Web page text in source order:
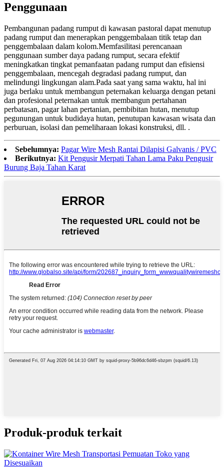
Penggunaan
Pembangunan padang rumput di kawasan pastoral dapat menutup
padang rumput dan menerapkan penggembalaan titik tetap dan
penggembalaan dalam kolom.Memfasilitasi perencanaan
penggunaan sumber daya padang rumput, secara efektif
meningkatkan tingkat pemanfaatan padang rumput dan efisiensi
penggembalaan, mencegah degradasi padang rumput, dan
melindungi lingkungan alam.Pada saat yang sama waktu, hal ini
juga berlaku untuk membangun peternakan keluarga dengan petani
dan profesional peternakan untuk membangun pertahanan
perbatasan, pagar lahan pertanian, pembibitan hutan, menutup
pegunungan untuk budidaya hutan, penutupan kawasan wisata dan
perburuan, isolasi dan pemeliharaan lokasi konstruksi, dll. .
Sebelumnya: Pagar Wire Mesh Rantai Dilapisi Galvanis / PVC
Berikutnya: Kit Pengusir Merpati Tahan Lama Paku Pengusir
Burung Baja Tahan Karat
Produk-produk terkait